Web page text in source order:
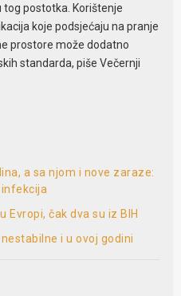
tog postotka. Korištenje
koje podsjećaju na pranje
prostore može dodatno
standarda, piše Večernji
a sa njom i nove zaraze:
Evropi, čak dva su iz BIH
i u ovoj godini